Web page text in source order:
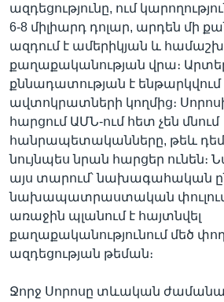
ազդեցությունը, ում
6-8 միլիարդ դոլար, արդեն մի
ազդում է ամերիկյան և
քաղաքականության վրա։
քննադատության է
ավտոկրատների կողմից։
հարցում ԱՄՆ-ում հետ չեն մնում
հանրապետականները, թեև
նույնպես նրան հարցեր
այս տարում՝ նախագահական
նախապատրաստական
առաջին պլանում է հայտնվել
քաղաքականությունում մեծ
ազդեցության թեման։
Ջորջ Սորոսը տևական